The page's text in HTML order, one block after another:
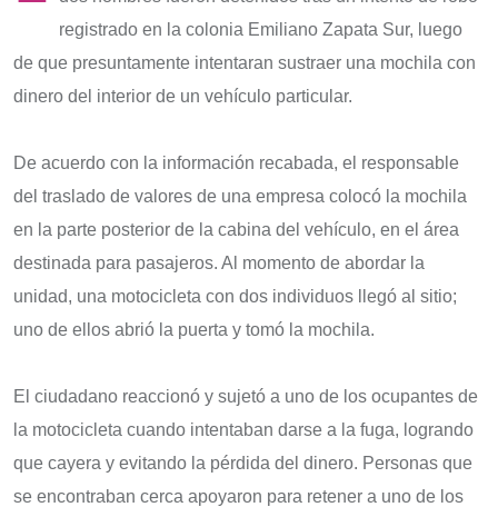
registrado en la colonia Emiliano Zapata Sur, luego
de que presuntamente intentaran sustraer una mochila con
dinero del interior de un vehículo particular.
De acuerdo con la información recabada, el responsable
del traslado de valores de una empresa colocó la mochila
en la parte posterior de la cabina del vehículo, en el área
destinada para pasajeros. Al momento de abordar la
unidad, una motocicleta con dos individuos llegó al sitio;
uno de ellos abrió la puerta y tomó la mochila.
El ciudadano reaccionó y sujetó a uno de los ocupantes de
la motocicleta cuando intentaban darse a la fuga, logrando
que cayera y evitando la pérdida del dinero. Personas que
se encontraban cerca apoyaron para retener a uno de los